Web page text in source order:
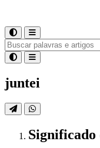
juntei
Significado